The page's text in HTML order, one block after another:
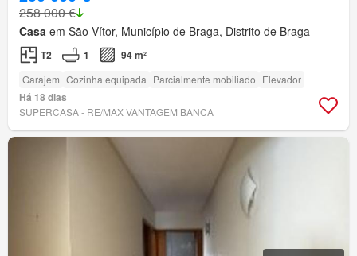
258 000 €
Casa em São Vítor, Município de Braga, Distrito de Braga
T2 1 94 m²
Garajem Cozinha equipada Parcialmente mobiliado Elevador
Há 18 dias
SUPERCASA - RE/MAX VANTAGEM BANCA